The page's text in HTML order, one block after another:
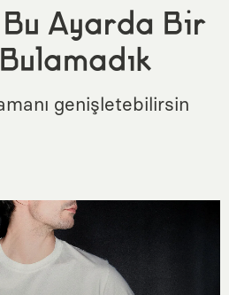
Ayarda Bir
genişletebilirsin